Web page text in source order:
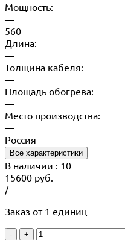
Мощность:
—
560
Длина:
—
Толщина кабеля:
—
Площадь обогрева:
—
Место производства:
—
Россия
Все характеристики
В наличии : 10
15600 руб.
/
Заказ от 1 единиц
- +